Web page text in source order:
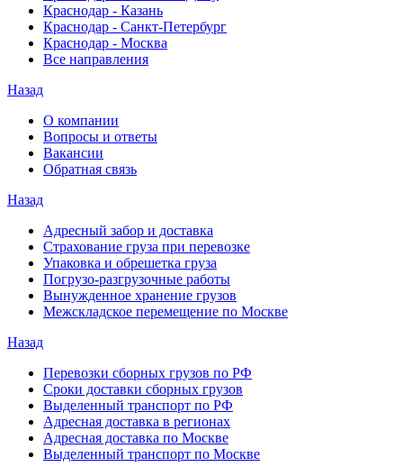
Краснодар - Казань
Краснодар - Санкт-Петербург
Краснодар - Москва
Все направления
Назад
О компании
Вопросы и ответы
Вакансии
Обратная связь
Назад
Адресный забор и доставка
Страхование груза при перевозке
Упаковка и обрешетка груза
Погрузо-разгрузочные работы
Вынужденное хранение грузов
Межскладское перемещение по Москве
Назад
Перевозки сборных грузов по РФ
Сроки доставки сборных грузов
Выделенный транспорт по РФ
Адресная доставка в регионах
Адресная доставка по Москве
Выделенный транспорт по Москве